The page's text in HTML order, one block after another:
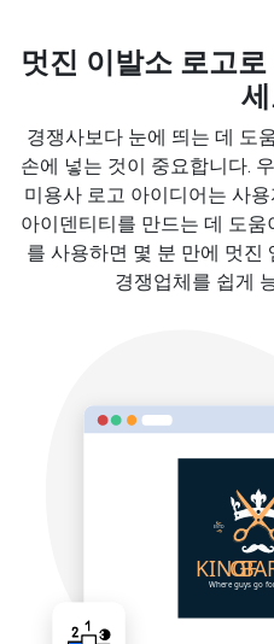
멋진 이발소 로고로
경쟁사보다 눈에 띄는 데 도
손에 넣는 것이 중요합니다.
미용사 로고 아이디어는 사
아이덴티티를 만드는 데 도움
를 사용하면 몇 분 만에 멋진
경쟁업체를 쉽게